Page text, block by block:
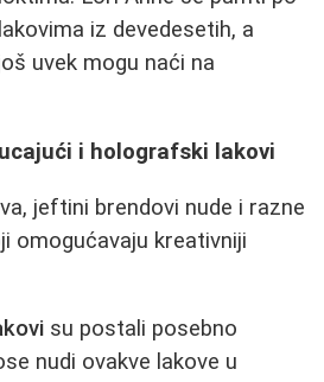
iz devedesetih, a
uvek mogu naći na
i holografski lakovi
jeftini brendovi nude i razne
omogućavaju kreativniji
su postali posebno
nudi ovakve lakove u